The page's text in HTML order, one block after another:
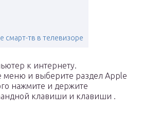
смарт-тв в телевизоре
к интернету.
меню и выберите раздел Apple
нажмите и держите
клавиши и клавиши .